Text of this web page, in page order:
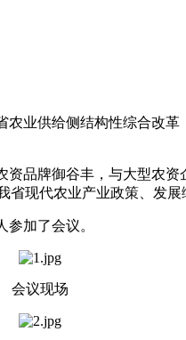
业供给侧结构性综合改
品牌御谷丰，与大型农
现代农业产业政策、发展
加了会议。
会议现场